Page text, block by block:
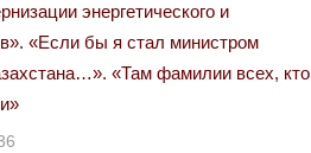
энергетического и
«Если бы я стал министром
«Там фамилии всех, кто